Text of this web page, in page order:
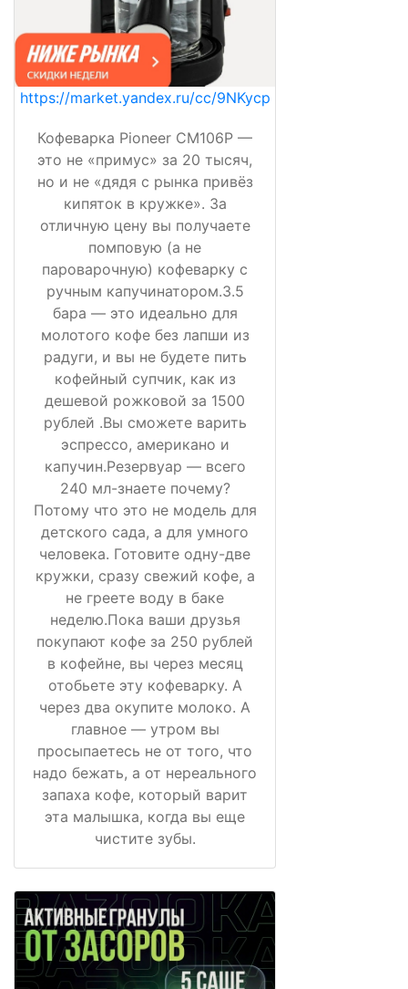
https://market.yandex.ru/cc/9NKycp
Кофеварка Pioneer CM106P —
это не «примус» за 20 тысяч,
но и не «дядя с рынка привёз
кипяток в кружке». За
отличную цену вы получаете
помповую (а не
пароварочную) кофеварку с
ручным капучинатором.3.5
бара — это идеально для
молотого кофе без лапши из
радуги, и вы не будете пить
кофейный супчик, как из
дешевой рожковой за 1500
рублей .Вы сможете варить
эспрессо, американо и
капучин.Резервуар — всего
240 мл-знаете почему?
Потому что это не модель для
детского сада, а для умного
человека. Готовите одну-две
кружки, сразу свежий кофе, а
не греете воду в баке
неделю.Пока ваши друзья
покупают кофе за 250 рублей
в кофейне, вы через месяц
отобьете эту кофеварку. А
через два окупите молоко. А
главное — утром вы
просыпаетесь не от того, что
надо бежать, а от нереального
запаха кофе, который варит
эта малышка, когда вы еще
чистите зубы.